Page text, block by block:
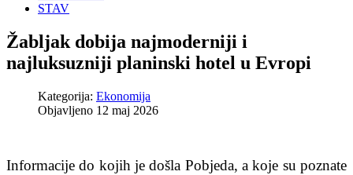
STAV
Žabljak dobija najmoderniji i
najluksuzniji planinski hotel u Evropi
Kategorija: Ekonomija
Objavljeno 12 maj 2026
Informacije do kojih je došla Pobjeda, a koje su poznate